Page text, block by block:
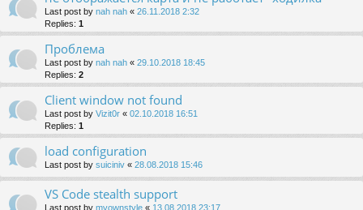
Last post by nah nah « 26.11.2018 2:32
Replies: 1
Проблема
Last post by nah nah « 29.10.2018 18:45
Replies: 2
Client window not found
Last post by Vizit0r « 02.10.2018 16:51
Replies: 1
load configuration
Last post by suiciniv « 28.08.2018 15:46
VS Code stealth support
Last post by myownstyle « 13.08.2018 23:17